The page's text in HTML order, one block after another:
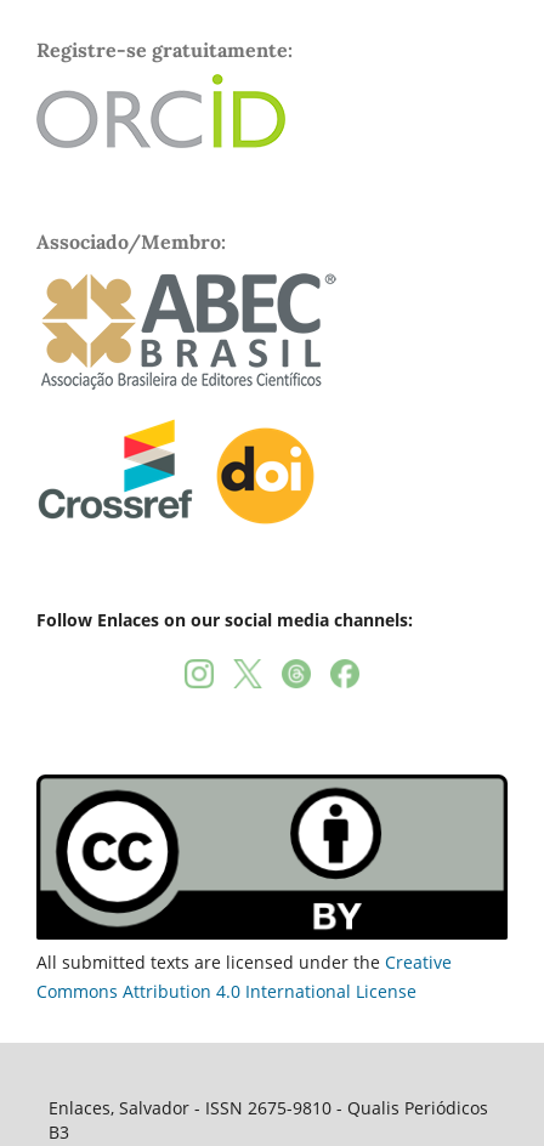
Registre-se gratuitamente:
Associado/Membro:
Follow Enlaces on our social media channels:
All submitted texts are licensed under the Creative
Commons Attribution 4.0 International License
Enlaces, Salvador - ISSN 2675-9810 - Qualis Periódicos
B3